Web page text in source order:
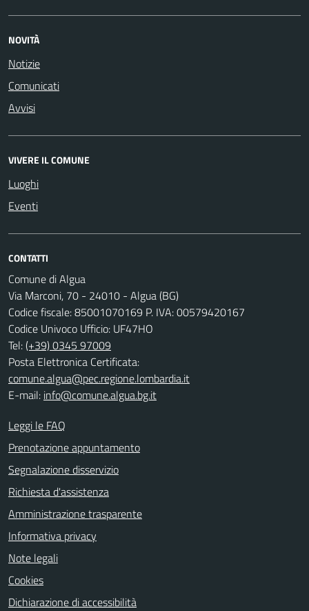
NOVITÀ
Notizie
Comunicati
Avvisi
VIVERE IL COMUNE
Luoghi
Eventi
CONTATTI
Comune di Algua
Via Marconi, 70 - 24010 - Algua (BG)
Codice fiscale: 85001070169 P. IVA: 00579420167
Codice Univoco Ufficio: UF47HO
Tel:(+39) 0345 97009
Posta Elettronica Certificata:
comune.algua@pec.regione.lombardia.it
E-mail: info@comune.algua.bg.it
Leggi le FAQ
Prenotazione appuntamento
Segnalazione disservizio
Richiesta d'assistenza
Amministrazione trasparente
Informativa privacy
Note legali
Cookies
Dichiarazione di accessibilità